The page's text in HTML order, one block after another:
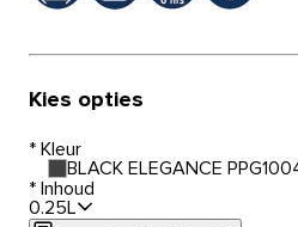
Kies opties
* Kleur
BLACK ELEGANCE
* Inhoud
0.25L